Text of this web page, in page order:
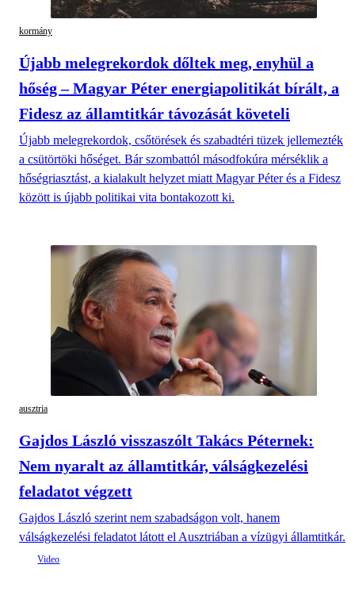
kormány
Újabb melegrekordok dőltek meg, enyhül a
hőség – Magyar Péter energiapolitikát bírált, a
Fidesz az államtitkár távozását követeli
Újabb melegrekordok, csőtörések és szabadtéri tüzek jellemezték
a csütörtöki hőséget. Bár szombattól másodfokúra mérséklik a
hőségriasztást, a kialakult helyzet miatt Magyar Péter és a Fidesz
között is újabb politikai vita bontakozott ki.
ausztria
Gajdos László visszaszólt Takács Péternek:
Nem nyaralt az államtitkár, válságkezelési
feladatot végzett
Gajdos László szerint nem szabadságon volt, hanem
válságkezelési feladatot látott el Ausztriában a vízügyi államtitkár.